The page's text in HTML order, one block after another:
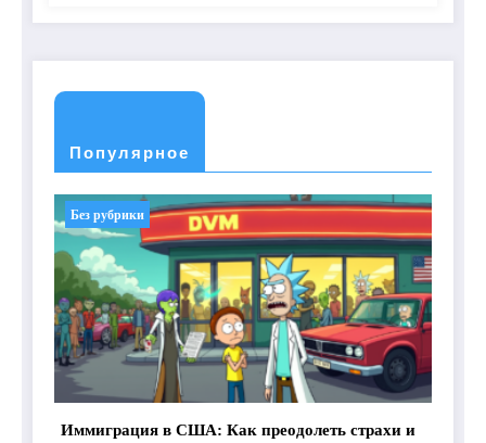
Популярное
Без рубрики
Иммиграция в США: Как преодолеть страхи и